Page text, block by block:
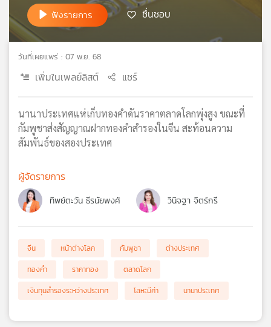
ไทย
พี
แผนที่
วิทยุ
เครือ
ข่าย
ฟังรายการ ชื่นชอบ
วันที่เผยแพร่ : 07 พ.ย. 68
เพิ่มในเพลย์ลิสต์ แชร์
นานาประเทศแห่เก็บทองคำดันราคาตลาดโลกพุ่งสูง ขณะที่
กัมพูชาส่งสัญญาณฝากทองคำสำรองในจีน สะท้อนความ
สัมพันธ์ของสองประเทศ
ผู้จัดรายการ
ทิพย์ตะวัน ธีรนัยพงศ์ วินิจฐา จิตร์กรี
จีน หน้าต่างโลก กัมพูชา
ต่างประเทศ
ทองคำ
ราคาทอง
ตลาดโลก
เงินทุนสำรองระหว่างประเทศ
โลหะมีค่า นานาประเทศ